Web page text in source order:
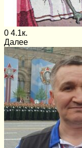
0 4.1к.
Далее